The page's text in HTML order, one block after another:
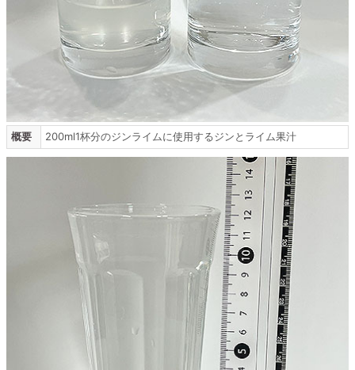
概要 200ml1杯分のジンライムに使用するジンとライム果汁